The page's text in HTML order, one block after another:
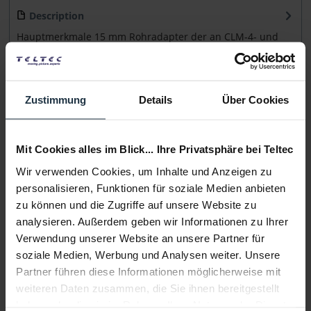
Zustimmung Details Über Cookies
Mit Cookies alles im Blick... Ihre Privatsphäre bei Teltec
Wir verwenden Cookies, um Inhalte und Anzeigen zu
personalisieren, Funktionen für soziale Medien anbieten
zu können und die Zugriffe auf unsere Website zu
analysieren. Außerdem geben wir Informationen zu Ihrer
Verwendung unserer Website an unsere Partner für
soziale Medien, Werbung und Analysen weiter. Unsere
Partner führen diese Informationen möglicherweise mit
weiteren Daten zusammen, die Sie ihnen bereitgestellt
Description
Hauptmerkmale 15 mm Rohradapter der an CLM-4- und
Manufacturer & Product Safety Information
Folgende Infos zum Hersteller sind verfübar...... more
More articles from +++ ARRI +++ look at